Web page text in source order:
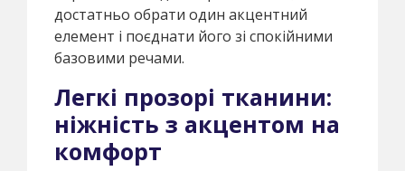
достатньо обрати один акцентний
елемент і поєднати його зі спокійними
базовими речами.
Легкі прозорі тканини:
ніжність з акцентом на
комфорт